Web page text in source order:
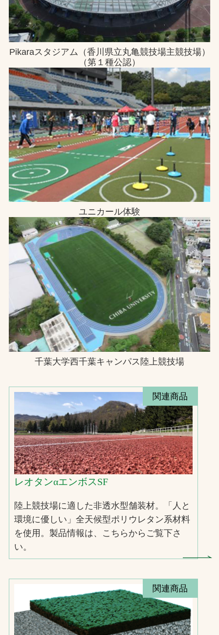
Pikaraスタジアム（香川県立丸亀競技場主競技場）
（第１種公認）
ユニカール体験
千葉大学西千葉キャンパス陸上競技場
関連商品
レオタンαエンボスSF
陸上競技場に適した非透水型舗装材。「人と
環境に優しい」全天候型ポリウレタン系材料
を使用。製品情報は、こちらからご覧下さ
い。
関連商品